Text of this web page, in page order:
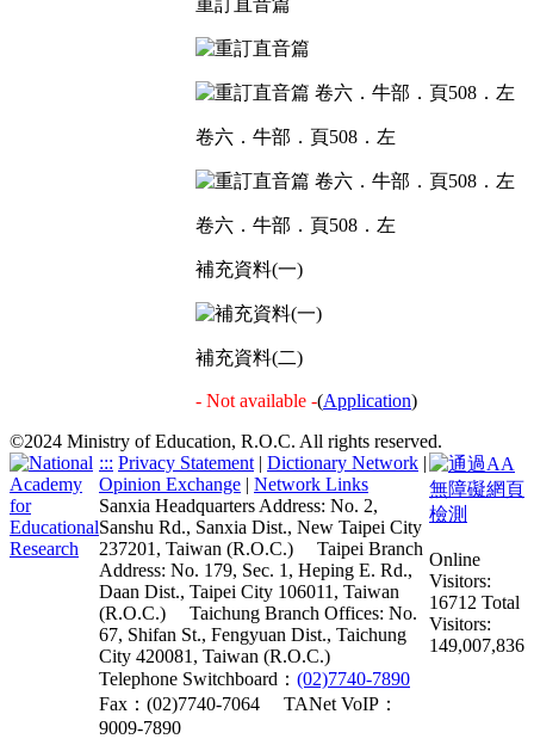
重訂直音篇
卷六．牛部．頁508．左
卷六．牛部．頁508．左
補充資料(一)
補充資料(二)
- Not available -(Application)
©2024 Ministry of Education, R.O.C. All rights reserved.
::: Privacy Statement | Dictionary Network |
Opinion Exchange | Network Links
Sanxia Headquarters Address: No. 2,
Sanshu Rd., Sanxia Dist., New Taipei City
237201, Taiwan (R.O.C.)
Taipei Branch
Address: No. 179, Sec. 1, Heping E. Rd.,
Daan Dist., Taipei City 106011, Taiwan
(R.O.C.)
Taichung Branch Offices: No.
67, Shifan St., Fengyuan Dist., Taichung
City 420081, Taiwan (R.O.C.)
Telephone Switchboard： (02)7740-7890
Fax：(02)7740-7064
TANet VoIP：
9009-7890
Online
Visitors:
16712 Total
Visitors:
149,007,836